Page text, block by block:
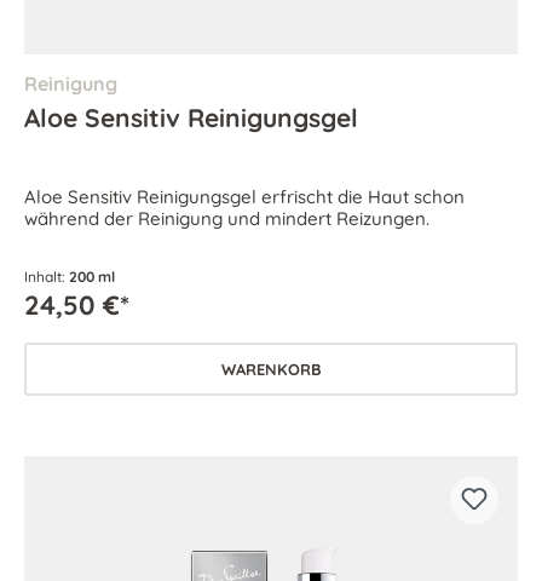
Reinigung
Aloe Sensitiv Reinigungsgel
Aloe Sensitiv Reinigungsgel erfrischt die Haut schon
während der Reinigung und mindert Reizungen.
Inhalt: 200 ml
24,50 €*
WARENKORB